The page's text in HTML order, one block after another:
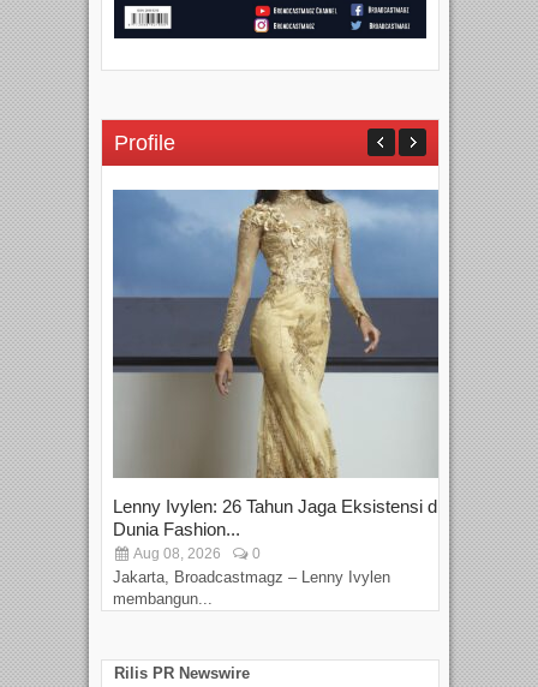
Profile
Lenny Ivylen: 26 Tahun Jaga Eksistensi di
Dunia Fashion...
Aug 08, 2026 0
Jakarta, Broadcastmagz – Lenny Ivylen
membangun...
Rilis PR Newswire